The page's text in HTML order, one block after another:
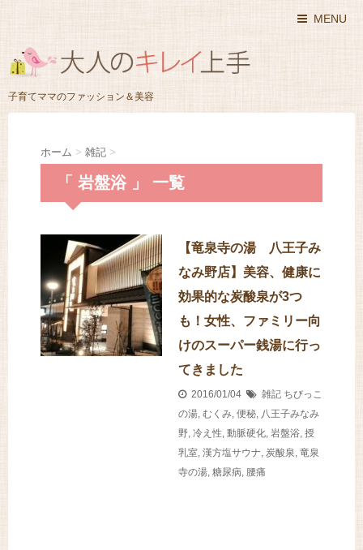
MENU
子育てママのファッション＆美容
ホーム > 雑記 >
「 岩盤浴 」 一覧
【竜泉寺の湯 八王子み
なみ野店】美容、健康に
効果的な炭酸泉が3つ
も！女性、ファミリー向
けのスーパー銭湯に行っ
てきました
2016/01/04 雑記 ちびっこ
の湯, むくみ, 便秘, 八王子みなみ
野, 冷え性, 動脈硬化, 岩盤浴, 授
乳室, 漢方塩サウナ, 炭酸泉, 竜泉
寺の湯, 糖尿病, 腰痛